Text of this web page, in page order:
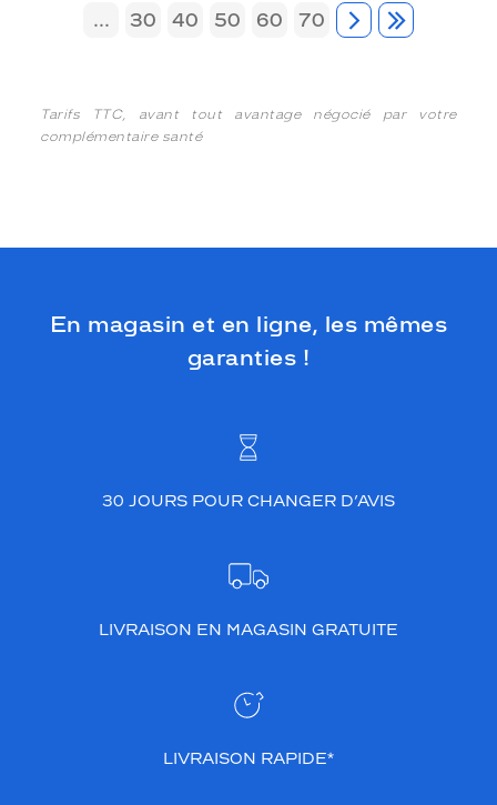
...
30 40 50 60 70
Tarifs TTC, avant tout avantage négocié par votre
complémentaire santé
En magasin et en ligne, les mêmes
garanties !
30 JOURS POUR CHANGER D’AVIS
LIVRAISON EN MAGASIN GRATUITE
LIVRAISON RAPIDE*